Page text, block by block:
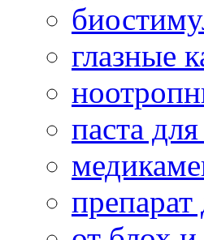
глазные
паста